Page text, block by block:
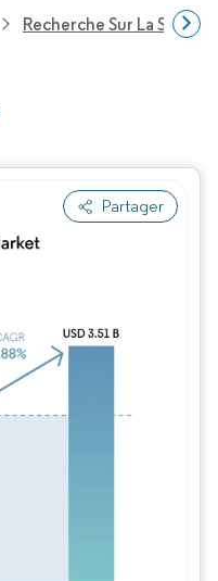
Recherche Sur La Santé
Partager